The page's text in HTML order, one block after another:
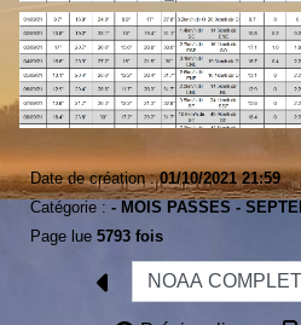
Date de création :01/10/2021 21:59
Catégorie : - MOIS PASSES -
Page lue 5793 fois